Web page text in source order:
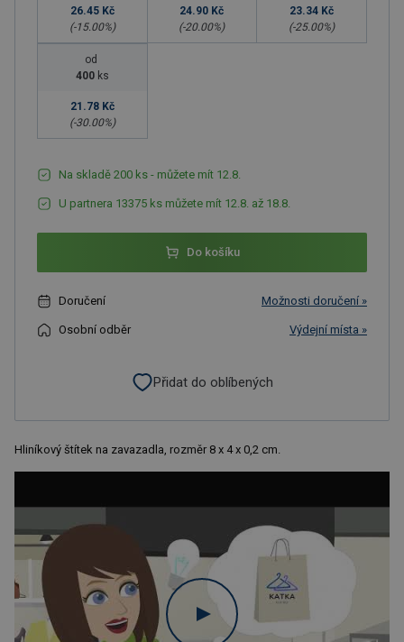
26.45 Kč
(-15.00%)
24.90 Kč
(-20.00%)
23.34 Kč
(-25.00%)
od
400 ks
21.78 Kč
(-30.00%)
Na skladě 200 ks - můžete mít 12.8.
U partnera 13375 ks můžete mít 12.8. až 18.8.
Do košíku
Doručení Možnosti doručení »
Osobní odběr Výdejní místa »
Přidat do oblíbených
Hliníkový štítek na zavazadla, rozměr 8 x 4 x 0,2 cm.